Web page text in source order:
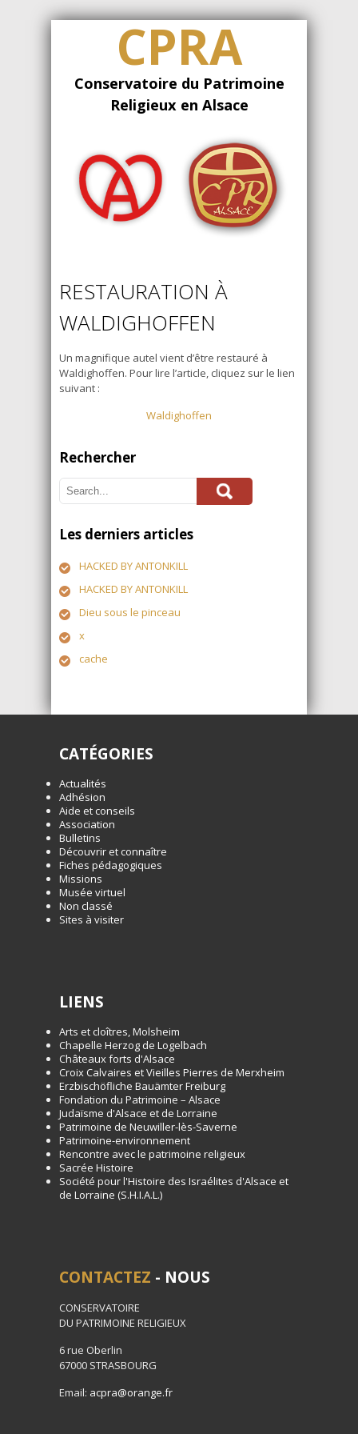
CPRA
Conservatoire du Patrimoine
Religieux en Alsace
RESTAURATION À
WALDIGHOFFEN
Un magnifique autel vient d’être restauré à
Waldighoffen. Pour lire l’article, cliquez sur le lien
suivant :
Waldighoffen
Rechercher
Les derniers articles
HACKED BY ANTONKILL
HACKED BY ANTONKILL
Dieu sous le pinceau
x
cache
CATÉGORIES
Actualités
Adhésion
Aide et conseils
Association
Bulletins
Découvrir et connaître
Fiches pédagogiques
Missions
Musée virtuel
Non classé
Sites à visiter
LIENS
Arts et cloîtres, Molsheim
Chapelle Herzog de Logelbach
Châteaux forts d'Alsace
Croix Calvaires et Vieilles Pierres de Merxheim
Erzbischöfliche Bauämter Freiburg
Fondation du Patrimoine – Alsace
Judaïsme d'Alsace et de Lorraine
Patrimoine de Neuwiller-lès-Saverne
Patrimoine-environnement
Rencontre avec le patrimoine religieux
Sacrée Histoire
Société pour l'Histoire des Israélites d'Alsace et
de Lorraine (S.H.I.A.L.)
CONTACTEZ - NOUS
CONSERVATOIRE
DU PATRIMOINE RELIGIEUX
6 rue Oberlin
67000 STRASBOURG
Email: acpra@orange.fr